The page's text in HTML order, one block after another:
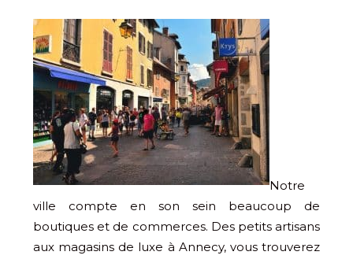
Notre
ville compte en son sein beaucoup de
boutiques et de commerces. Des petits artisans
aux magasins de luxe à Annecy, vous trouverez